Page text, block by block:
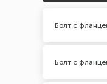
Болт с
Болт с